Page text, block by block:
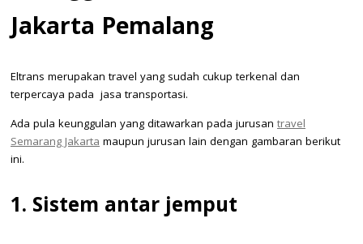
Jakarta Pemalang
Eltrans merupakan travel yang sudah cukup terkenal dan
terpercaya pada jasa transportasi.
Ada pula keunggulan yang ditawarkan pada jurusan travel
Semarang Jakartamaupun jurusan lain dengan gambaran berikut
ini.
1. Sistem antar jemput